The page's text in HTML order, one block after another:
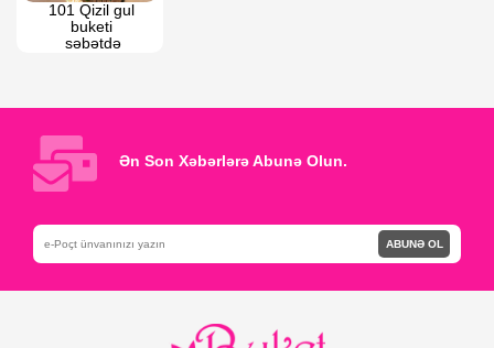
101 Qizil gul
buketi
səbətdə
Ən Son Xəbərlərə Abunə Olun.
ABUNƏ OL